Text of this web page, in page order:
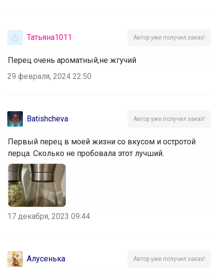
Татьяна1011 Автор уже получил заказ!
Перец очень ароматный,не жгучий
29 февраля, 2024 22:50
Batishcheva Автор уже получил заказ!
Первый перец в моей жизни со вкусом и остротой
перца. Сколько не пробовала этот лучший.
17 декабря, 2023 09:44
Алусенька Автор уже получил заказ!